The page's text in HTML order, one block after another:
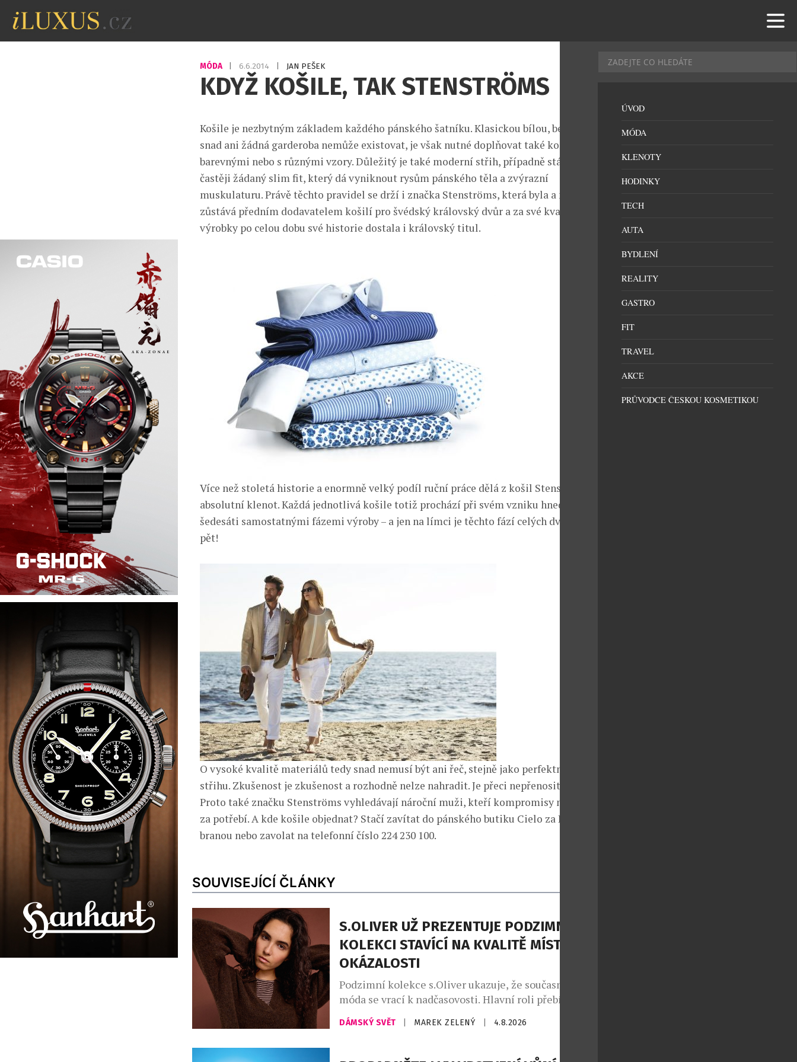
MÓDA 6.6.2014 JAN PEŠEK
KDYŽ KOŠILE, TAK STENSTRÖMS
Košile je nezbytným základem každého pánského šatníku. Klasickou bílou, bez které
snad ani žádná garderoba nemůže existovat, je však nutné doplňovat také košilemi
barevnými nebo s různými vzory. Důležitý je také moderní střih, případně stále
častěji žádaný slim fit, který dá vyniknout rysům pánského těla a zvýrazní
muskulaturu. Právě těchto pravidel se drží i značka Stenströms, která byla a nadále
zůstává předním dodavatelem košilí pro švédský královský dvůr a za své kvalitní
výrobky po celou dobu své historie dostala i královský titul.
Více než stoletá historie a enormně velký podíl ruční práce dělá z košil Stenströms
absolutní klenot. Každá jednotlivá košile totiž prochází při svém vzniku hned
šedesáti samostatnými fázemi výroby – a jen na límci je těchto fází celých dvacet
pět!
O vysoké kvalitě materiálů tedy snad nemusí být ani řeč, stejně jako perfektním
střihu. Zkušenost je zkušenost a rozhodně nelze nahradit. Je přeci nepřenositelná.
Proto také značku Stenströms vyhledávají nároční muži, kteří kompromisy nemají
za potřebí. A kde košile objednat? Stačí zavítat do pánského butiku Cielo za Prašnou
branou nebo zavolat na telefonní číslo 224 230 100.
SOUVISEJÍCÍ ČLÁNKY
S.OLIVER UŽ PREZENTUJE PODZIMNÍ
KOLEKCI STAVÍCÍ NA KVALITĚ MÍSTO
OKÁZALOSTI
Podzimní kolekce s.Oliver ukazuje, že současná
móda se vrací k nadčasovosti. Hlavní roli přebírá
promyšlený kapsulový šatník, v němž dominují
hřejivé odstíny kávy – od mocha mousse přes taupe
indigo denim, jenž propojuje přírodní materiály s
DÁMSKÝ SVĚT MAREK ZELENÝ 4.8.2026
ÚVOD
MÓDA
KLENOTY
HODINKY
TECH
AUTA
BYDLENÍ
REALITY
GASTRO
FIT
TRAVEL
AKCE
PRŮVODCE ČESKOU KOSMETIKOU